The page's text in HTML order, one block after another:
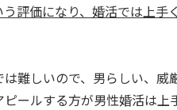
評価になり、婚活では上手
難しいので、男らしい、威
ールする方が男性婚活は上